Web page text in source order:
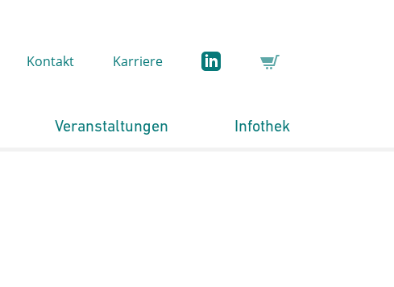
Kontakt Karriere
Veranstaltungen Infothek